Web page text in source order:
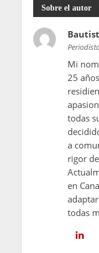
Sobre el autor
Mi
25
todas
a
rigor
en
todas